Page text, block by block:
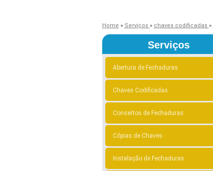
Home » Serviços » chaves codificadas »
Serviços
Abertura de Fechaduras
Chaves Codificadas
Consertos de Fechaduras
Cópias de Chaves
Instalação de Fechaduras